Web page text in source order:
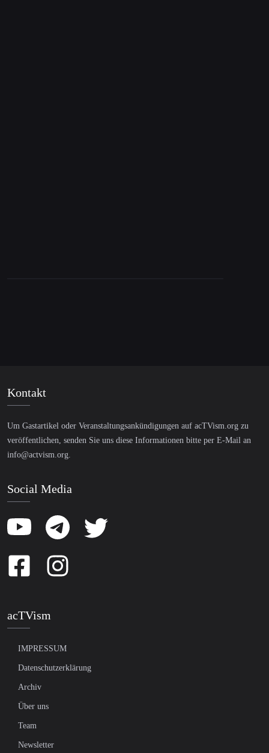
Kontakt
Um Gastartikel oder Veranstaltungsankündigungen auf acTVism.org zu
veröffentlichen, senden Sie uns diese Informationen bitte per E-Mail an
info@actvism.org
Social Media
acTVism
IMPRESSUM
Datenschutzerklärung
Archiv
Über uns
Team
Newsletter